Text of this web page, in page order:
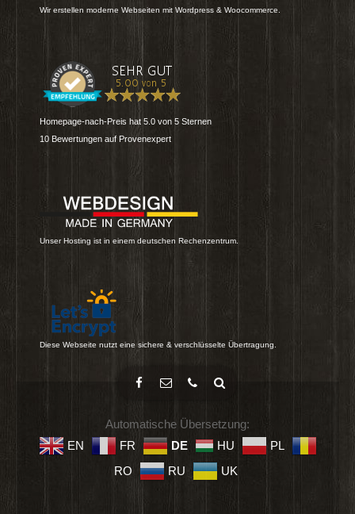
Wir erstellen moderne Webseiten mit Wordpress & Woocommerce.
Homepage-nach-Preis hat 5.0 von 5 Sternen
10 Bewertungen auf Provenexpert
Unser Hosting ist in einem deutschen Rechenzentrum.
Diese Webseite nutzt eine sichere & verschlüsselte Übertragung.
Automatische Übersetzung:
EN
FR DE HU
PL
RO
RU UK